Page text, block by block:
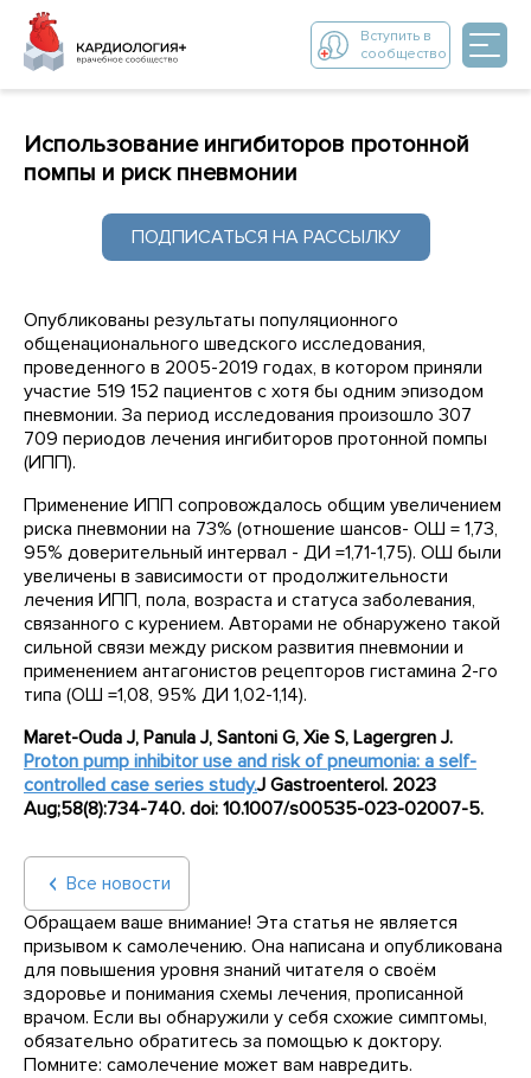
Вступить в
сообщество
Использование ингибиторов протонной
помпы и риск пневмонии
ПОДПИСАТЬСЯ НА РАССЫЛКУ
Опубликованы результаты популяционного
общенационального шведского исследования,
проведенного в 2005-2019 годах, в котором приняли
участие 519 152 пациентов с хотя бы одним эпизодом
пневмонии. За период исследования произошло 307
709 периодов лечения ингибиторов протонной помпы
(ИПП).
Применение ИПП сопровождалось общим увеличением
риска пневмонии на 73% (отношение шансов- ОШ = 1,73,
95% доверительный интервал - ДИ =1,71-1,75). ОШ были
увеличены в зависимости от продолжительности
лечения ИПП, пола, возраста и статуса заболевания,
связанного с курением. Авторами не обнаружено такой
сильной связи между риском развития пневмонии и
применением антагонистов рецепторов гистамина 2-го
типа (ОШ =1,08, 95% ДИ 1,02-1,14).
Maret-Ouda J, Panula J, Santoni G, Xie S, Lagergren J.
Proton pump inhibitor use and risk of pneumonia: a self-
controlled case series study.J Gastroenterol. 2023
Aug;58(8):734-740. doi: 10.1007/s00535-023-02007-5.
Все новости
Обращаем ваше внимание! Эта статья не является
призывом к самолечению. Она написана и опубликована
для повышения уровня знаний читателя о своём
здоровье и понимания схемы лечения, прописанной
врачом. Если вы обнаружили у себя схожие симптомы,
обязательно обратитесь за помощью к доктору.
Помните: самолечение может вам навредить.